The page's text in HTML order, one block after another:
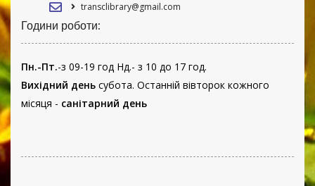
transclibrary@gmail.com
Години роботи:
Пн.-Пт.-з 09-19 год Нд.- з 10 до 17 год.
Вихідний день субота. Останній вівторок кожного
місяця - санітарний день